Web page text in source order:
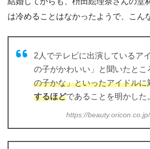
は冷めることはなかったようで、こん
2人でテレビに出演しているア
の子がかわいい」と聞いたとこ
の子かな」といったアイドルに
するほどであることを明かした
https://